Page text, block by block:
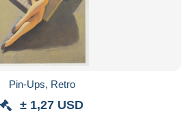
Pin-Ups, Retro
± 1,27 USD